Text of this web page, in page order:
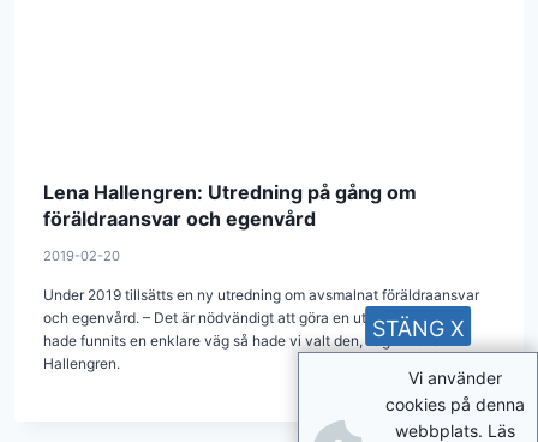
Lena Hallengren: Utredning på gång om
föräldraansvar och egenvård
2019-02-20
Under 2019 tillsätts en ny utredning om avsmalnat föräldraansvar
och egenvård. – Det är nödvändigt att göra en utredning, om det
hade funnits en enklare väg så hade vi valt den, säger Lena
Hallengren.
Vi använder
cookies på denna
webbplats. Läs
STÄNG X